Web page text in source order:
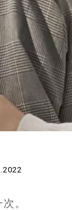
。